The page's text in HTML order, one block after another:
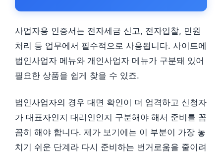
사업자용 인증서는 전자세금 신고, 전자입찰, 민원
처리 등 업무에서 필수적으로 사용됩니다. 사이트에
법인사업자 메뉴와 개인사업자 메뉴가 구분돼 있어
필요한 상품을 쉽게 찾을 수 있죠.
법인사업자의 경우 대면 확인이 더 엄격하고 신청자
가 대표자인지 대리인인지 구분해야 해서 준비를 꼼
꼼히 해야 합니다. 제가 보기에는 이 부분이 가장 놓
치기 쉬운 단계라 다시 준비하는 번거로움을 줄이려